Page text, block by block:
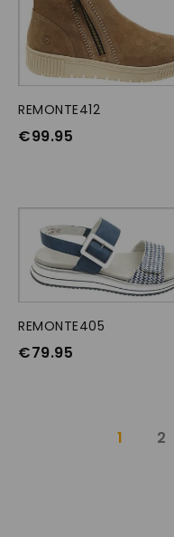
OPTIES SELECTEREN
REMONTE412
€99.95
OPTIES SELECTEREN
REMONTE405
€79.95
1 2